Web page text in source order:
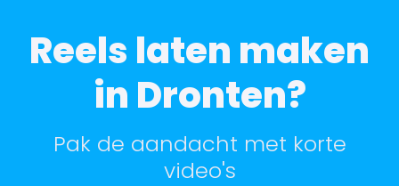
Reels laten maken
in Dronten?
Pak de aandacht met korte
video's